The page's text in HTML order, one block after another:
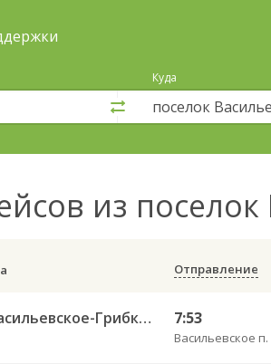
Куда
из
Отправление
Вологда АВ — Васильевское-Грибково 420 7:53